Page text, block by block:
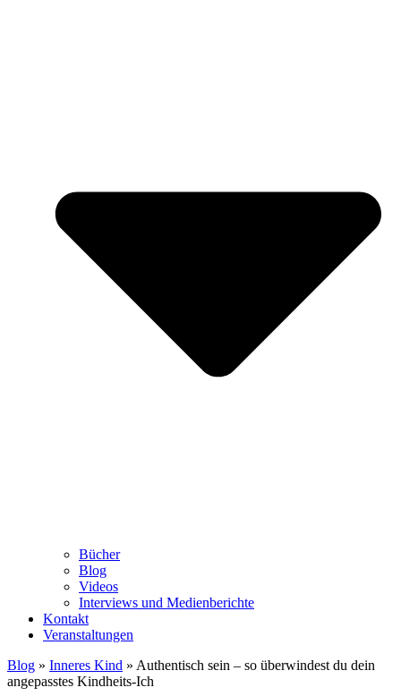
Bücher
Blog
Videos
Interviews und Medienberichte
Kontakt
Veranstaltungen
Blog » Inneres Kind » Authentisch sein – so überwindest du dein
angepasstes Kindheits-Ich